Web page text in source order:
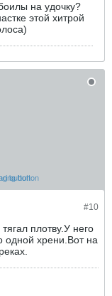
на удочку?
этой хитрой
#10
плотву.У него
одной хрени.Вот на